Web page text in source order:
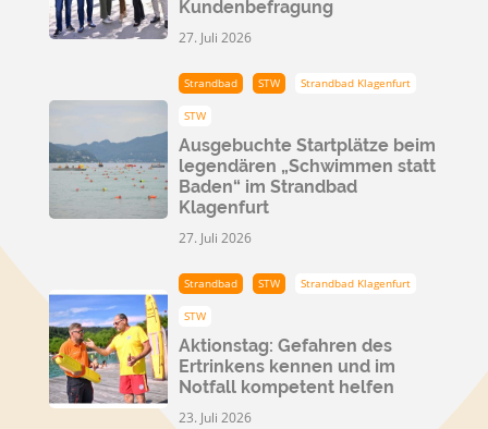
Kundenbefragung
27. Juli 2026
Strandbad STW Strandbad Klagenfurt
STW
Ausgebuchte Startplätze beim
legendären „Schwimmen statt
Baden“ im Strandbad
Klagenfurt
27. Juli 2026
Strandbad STW Strandbad Klagenfurt
STW
Aktionstag: Gefahren des
Ertrinkens kennen und im
Notfall kompetent helfen
23. Juli 2026